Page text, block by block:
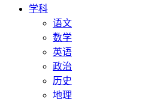
学科
语文
数学
英语
政治
历史
地理